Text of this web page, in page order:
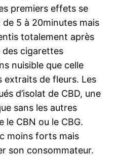
premiers effets se
5 à 20minutes mais
totalement après
des cigarettes
nuisible que celle
extraits de fleurs. Les
d’isolat de CBD, une
sans les autres
le CBN ou le CBG.
moins forts mais
son consommateur.